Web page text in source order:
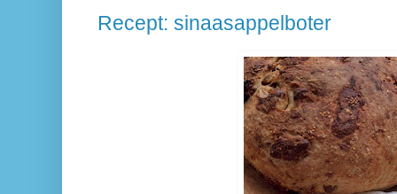
Recept: sinaasappelboter